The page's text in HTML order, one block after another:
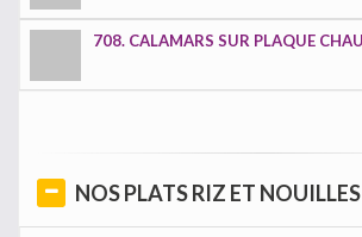
NOS PLATS RIZ ET NOUILLES